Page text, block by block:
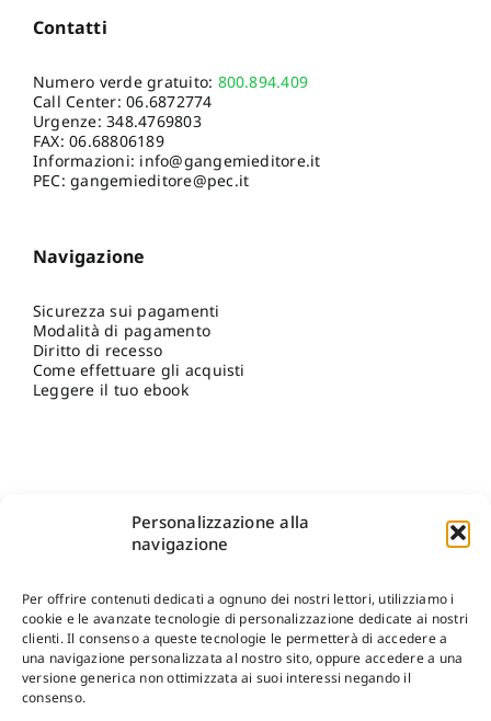
Personalizzazione alla
navigazione
Per offrire contenuti dedicati a ognuno dei nostri lettori, utilizziamo i
cookie e le avanzate tecnologie di personalizzazione dedicate ai nostri
clienti. Il consenso a queste tecnologie le permetterà di accedere a
una navigazione personalizzata al nostro sito, oppure accedere a una
versione generica non ottimizzata ai suoi interessi negando il
consenso.
Contatti
Numero verde gratuito: 800.894.409
Call Center:06.6872774
Urgenze:348.4769803
FAX: 06.68806189
Informazioni: info@gangemieditore.it
PEC: gangemieditore@pec.it
Navigazione
Sicurezza sui pagamenti
Modalità di pagamento
Diritto di recesso
Come effettuare gli acquisti
Leggere il tuo ebook
Shop Gangemi Editore-Pagamenti Sicuri e anche Rateali